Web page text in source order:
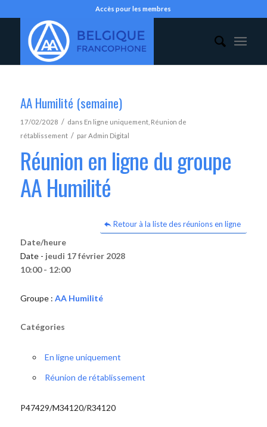
Accès pour les membres
AA Humilité (semaine)
17/02/2028 / dans En ligne uniquement, Réunion de
rétablissement / parAdmin Digital
Réunion en ligne du groupe
AA Humilité
Retour à la liste des réunions en ligne
Date/heure
Date - jeudi 17 février 2028
10:00 - 12:00
Groupe : AA Humilité
Catégories
En ligne uniquement
Réunion de rétablissement
P47429/M34120/R34120